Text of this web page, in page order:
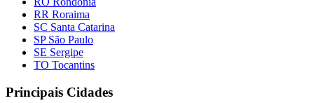
RR Roraima
SC Santa Catarina
SP São Paulo
SE Sergipe
TO Tocantins
Principais Cidades